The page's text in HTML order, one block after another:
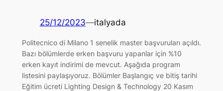
25/12/2023—italyada
Politecnico di Milano 1 senelik master başvuruları açıldı.
Bazı bölümlerde erken başvuru yapanlar için %10
erken kayıt indirimi de mevcut. Aşağıda program
listesini paylaşıyoruz. Bölümler Başlangıç ve bitiş tarihi
Eğitim ücreti Lighting Design & Technology 20 Kasım